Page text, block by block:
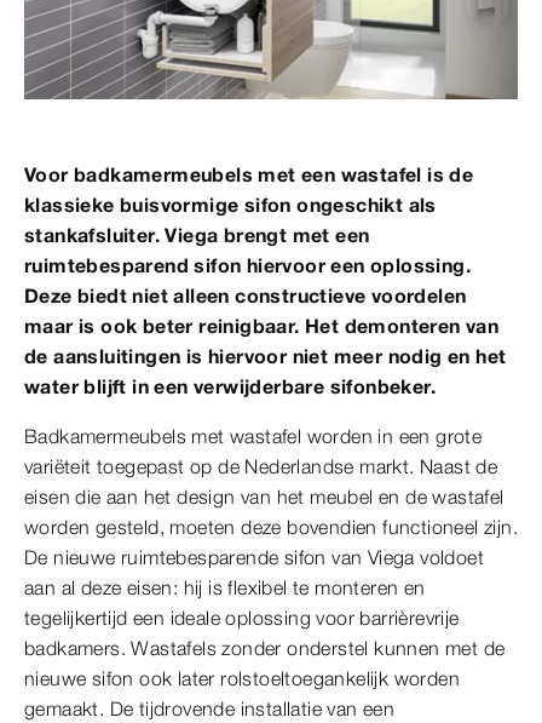
Voor badkamermeubels met een wastafel is de
klassieke buisvormige sifon ongeschikt als
stankafsluiter. Viega brengt met een
ruimtebesparend sifon hiervoor een oplossing.
Deze biedt niet alleen constructieve voordelen
maar is ook beter reinigbaar. Het demonteren van
de aansluitingen is hiervoor niet meer nodig en het
water blijft in een verwijderbare sifonbeker.
Badkamermeubels met wastafel worden in een grote
variëteit toegepast op de Nederlandse markt. Naast de
eisen die aan het design van het meubel en de wastafel
worden gesteld, moeten deze bovendien functioneel zijn.
De nieuwe ruimtebesparende sifon van Viega voldoet
aan al deze eisen: hij is flexibel te monteren en
tegelijkertijd een ideale oplossing voor barrièrevrije
badkamers. Wastafels zonder onderstel kunnen met de
nieuwe sifon ook later rolstoeltoegankelijk worden
gemaakt. De tijdrovende installatie van een